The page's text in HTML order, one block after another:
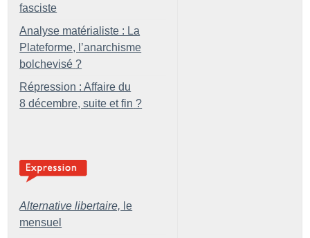
fasciste
Analyse matérialiste : La
Plateforme, l’anarchisme
bolchevisé ?
Répression : Affaire du
8 décembre, suite et fin ?
Alternative libertaire, le
mensuel